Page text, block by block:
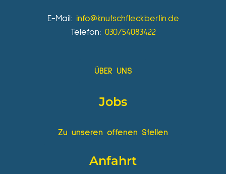
E-Mail: info@knutschfleckberlin.de
Telefon: 030/54083422
ÜBER UNS
Jobs
Zu unseren offenen Stellen
Anfahrt